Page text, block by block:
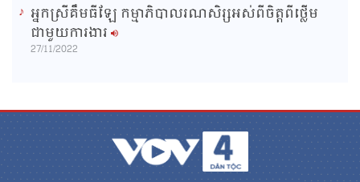
អ្នកស្រីគឹមធីឡែ កម្មាភិបាលរណសិរ្សអស់ពីចិត្តពីថ្លើម
ជាមួយការងារ
27/11/2022